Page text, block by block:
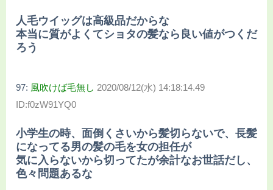
人毛ウイッグは高級品だからな
本当に質がよくてショタの髪なら良い値がつくだ
ろう
97: 風吹けば毛無し 2020/08/12(水) 14:18:14.49
ID:f0zW91YQ0
小学生の時、面倒くさいから髪切らないで、長髪
になってる男の髪の毛を女の担任が
気に入らないから切ってたが余計なお世話だし、
色々問題あるな